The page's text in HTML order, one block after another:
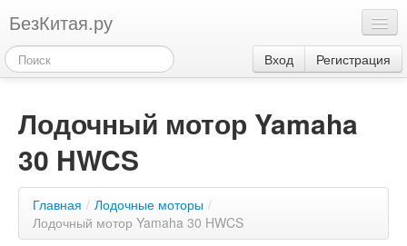
БезКитая.ру
Каталог
Контакты
Акции 3
Вход Регистрация
Лодочный мотор Yamaha
30 HWCS
Главная / Лодочные моторы /
Лодочный мотор Yamaha 30 HWCS